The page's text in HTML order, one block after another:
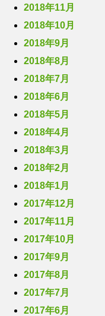
2018年11月
2018年10月
2018年9月
2018年8月
2018年7月
2018年6月
2018年5月
2018年4月
2018年3月
2018年2月
2018年1月
2017年12月
2017年11月
2017年10月
2017年9月
2017年8月
2017年7月
2017年6月